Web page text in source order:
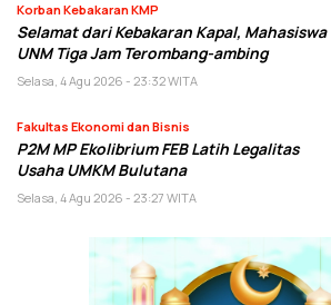
Korban Kebakaran KMP
Selamat dari Kebakaran Kapal, Mahasiswa
UNM Tiga Jam Terombang-ambing
Selasa, 4 Agu 2026 - 23:32 WITA
Fakultas Ekonomi dan Bisnis
P2M MP Ekolibrium FEB Latih Legalitas
Usaha UMKM Bulutana
Selasa, 4 Agu 2026 - 23:27 WITA